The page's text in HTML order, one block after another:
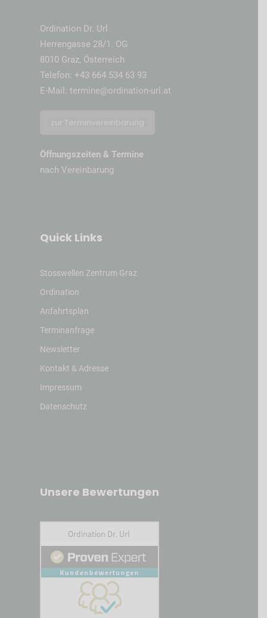
Ordination Dr. Url
Herrengasse 28/1. OG
8010 Graz, Österreich
Telefon: +43 664 534 63 93
E-Mail: termine@ordination-url.at
zur Terminvereinbarung
Öffnungszeiten & Termine
nach Vereinbarung
Quick Links
Stosswellen Zentrum Graz
Ordination
Anfahrtsplan
Terminanfrage
Newsletter
Kontakt & Adresse
Impressum
Datenschutz
Unsere Bewertungen